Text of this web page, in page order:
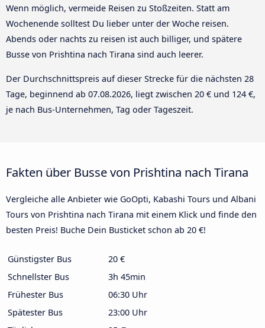
Wenn möglich, vermeide Reisen zu Stoßzeiten. Statt am
Wochenende solltest Du lieber unter der Woche reisen.
Abends oder nachts zu reisen ist auch billiger, und spätere
Busse von Prishtina nach Tirana sind auch leerer.
Der Durchschnittspreis auf dieser Strecke für die nächsten 28
Tage, beginnend ab 07.08.2026, liegt zwischen 20 € und 124 €,
je nach Bus-Unternehmen, Tag oder Tageszeit.
Fakten über Busse von Prishtina nach Tirana
Vergleiche alle Anbieter wie GoOpti, Kabashi Tours und Albani
Tours von Prishtina nach Tirana mit einem Klick und finde den
besten Preis! Buche Dein Busticket schon ab 20 €!
Günstigster Bus
20 €
Schnellster Bus
3h 45min
Frühester Bus
06:30 Uhr
Spätester Bus
23:00 Uhr